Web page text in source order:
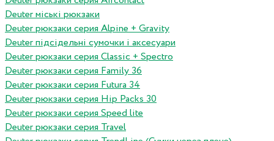
Deuter міські рюкзаки
Deuter рюкзаки серия Alpine + Gravity
Deuter підсідельні сумочки і аксесуари
Deuter рюкзаки серия Classic + Spectro
Deuter рюкзаки серия Family 36
Deuter рюкзаки серия Futura 34
Deuter рюкзаки серия Hip Packs 30
Deuter рюкзаки серия Speed lite
Deuter рюкзаки серия Travel